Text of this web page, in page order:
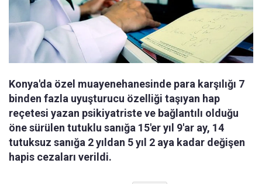
Konya'da özel muayenehanesinde para karşılığı 7
binden fazla uyuşturucu özelliği taşıyan hap
reçetesi yazan psikiyatriste ve bağlantılı olduğu
öne sürülen tutuklu sanığa 15'er yıl 9'ar ay, 14
tutuksuz sanığa 2 yıldan 5 yıl 2 aya kadar değişen
hapis cezaları verildi.